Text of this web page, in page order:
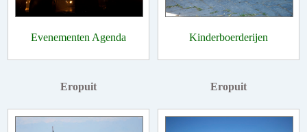
Evenementen Agenda Kinderboerderijen
Eropuit Eropuit